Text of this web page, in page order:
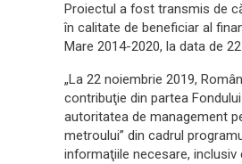
Proiectul a fost transmis de
în calitate de beneficiar al
Mare 2014-2020, la data de
„La 22 noiembrie 2019,
contribuţie din partea
autoritatea de management
metroului” din cadrul
informaţiile necesare,